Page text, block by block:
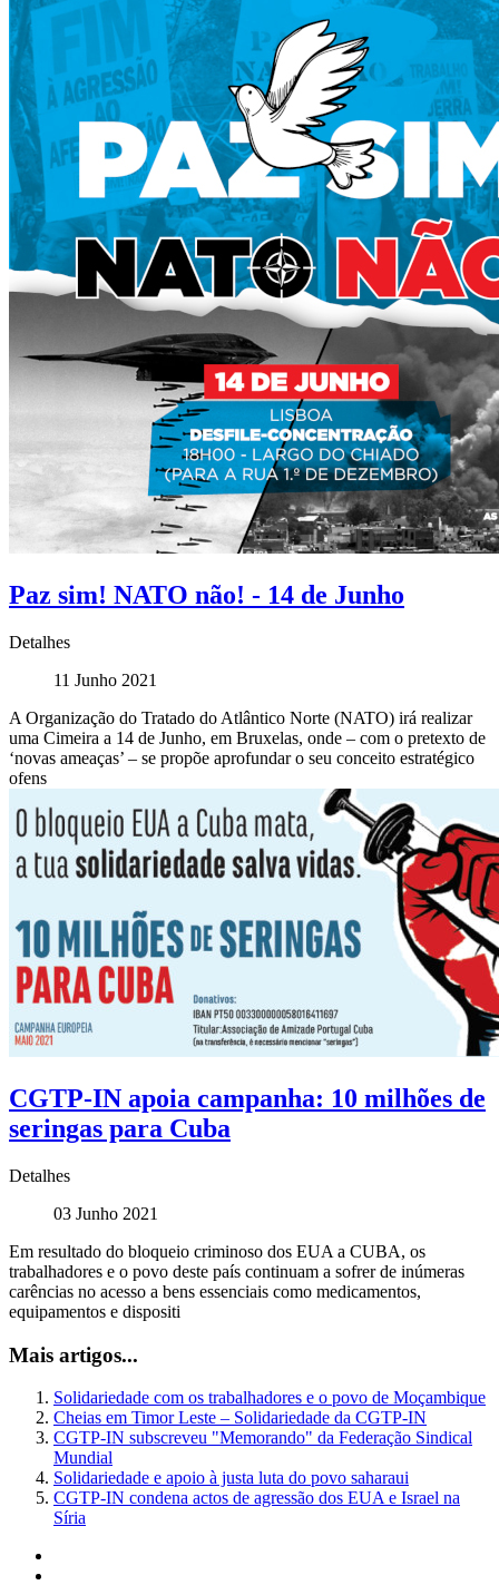
Paz sim! NATO não! - 14 de Junho
Detalhes
11 Junho 2021
A Organização do Tratado do Atlântico Norte (NATO) irá realizar
uma Cimeira a 14 de Junho, em Bruxelas, onde – com o pretexto de
‘novas ameaças’ – se propõe aprofundar o seu conceito estratégico
ofens
CGTP-IN apoia campanha: 10 milhões de
seringas para Cuba
Detalhes
03 Junho 2021
Em resultado do bloqueio criminoso dos EUA a CUBA, os
trabalhadores e o povo deste país continuam a sofrer de inúmeras
carências no acesso a bens essenciais como medicamentos,
equipamentos e dispositi
Mais artigos...
Solidariedade com os trabalhadores e o povo de Moçambique
Cheias em Timor Leste – Solidariedade da CGTP-IN
CGTP-IN subscreveu "Memorando" da Federação Sindical
Mundial
Solidariedade e apoio à justa luta do povo saharaui
CGTP-IN condena actos de agressão dos EUA e Israel na
Síria